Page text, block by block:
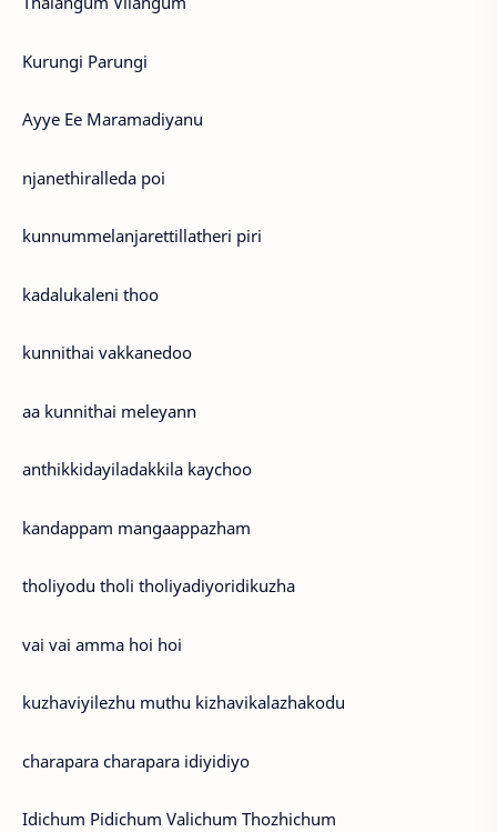
Kurungi Parungi
Ayye Ee Maramadiyanu
njanethiralleda poi
kunnummelanjarettillatheri piri
kadalukaleni thoo
kunnithai vakkanedoo
aa kunnithai meleyann
anthikkidayiladakkila kaychoo
kandappam mangaappazham
tholiyodu tholi tholiyadiyoridikuzha
vai vai amma hoi hoi
kuzhaviyilezhu muthu kizhavikalazhakodu
charapara charapara idiyidiyo
Idichum Pidichum Valichum Thozhichum